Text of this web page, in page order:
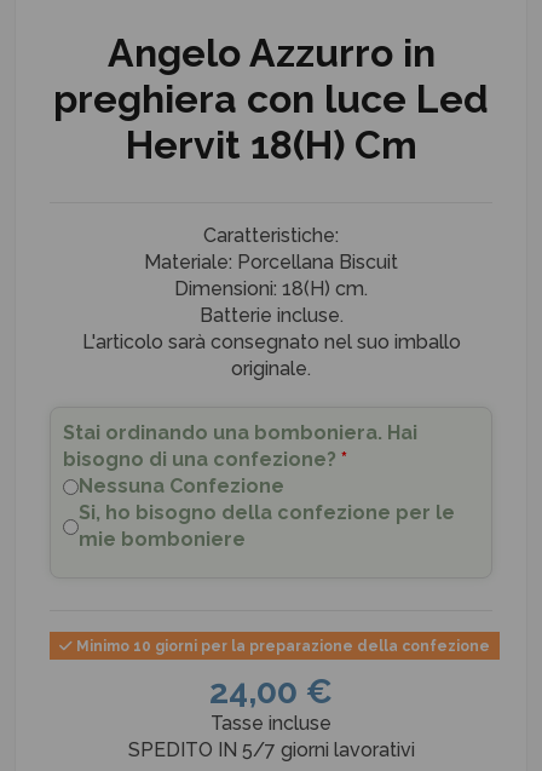
Angelo Azzurro in
preghiera con luce Led
Hervit 18(H) Cm
Caratteristiche:
Materiale: Porcellana Biscuit
Dimensioni: 18(H) cm.
Batterie incluse.
L'articolo sarà consegnato nel suo imballo
originale.
Stai ordinando una bomboniera. Hai
bisogno di una confezione? *
Nessuna Confezione
Si, ho bisogno della confezione per le
mie bomboniere
Minimo 10 giorni per la preparazione della confezione
24,00 €
Tasse incluse
SPEDITO IN 5/7 giorni lavorativi